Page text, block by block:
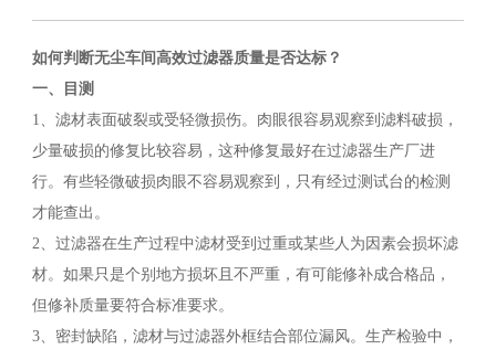
如何判断无尘车间高效过滤器质量是否达标？
一、目测
1、滤材表面破裂或受轻微损伤。肉眼很容易观察到滤料破损，
少量破损的修复比较容易，这种修复最好在过滤器生产厂进
行。有些轻微破损肉眼不容易观察到，只有经过测试台的检测
才能查出。
2、过滤器在生产过程中滤材受到过重或某些人为因素会损坏滤
材。如果只是个别地方损坏且不严重，有可能修补成合格品，
但修补质量要符合标准要求。
3、密封缺陷，滤材与过滤器外框结合部位漏风。生产检验中，